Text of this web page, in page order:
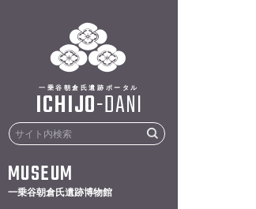
一乗谷朝倉氏遺跡ポータル
ICHIJO-DANI
MUSEUM
一乗谷朝倉氏遺跡博物館